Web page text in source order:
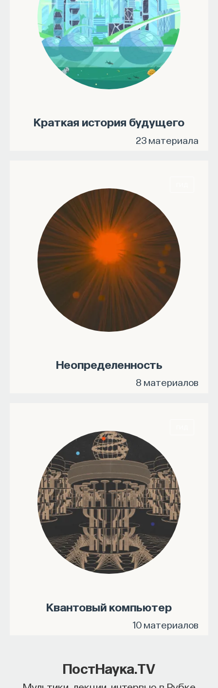
Краткая история будущего
23 материала
Неопределенность
8 материалов
Квантовый компьютер
10 материалов
ПостНаука.TV